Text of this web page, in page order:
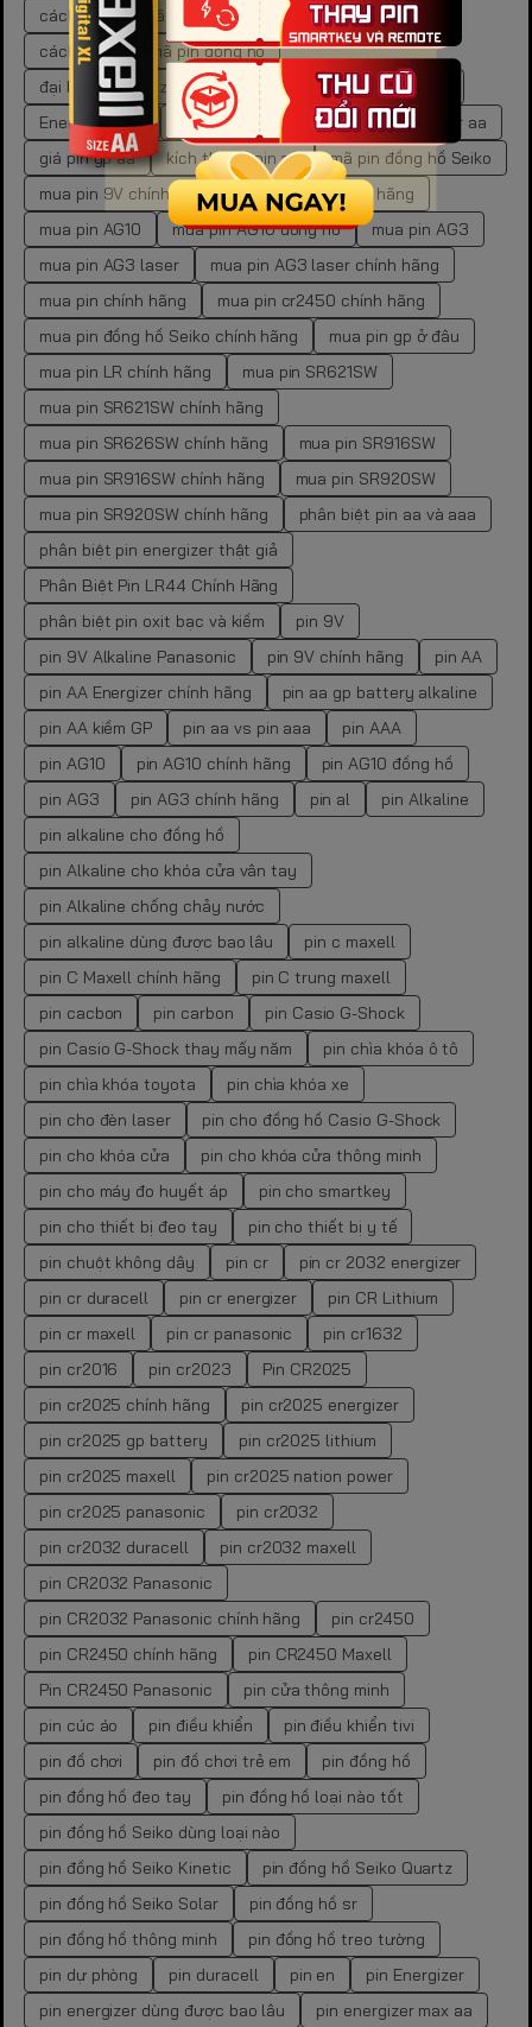
cách tra cứu mã pin đồng hồ tại nhà
cách xác định mã pin đồng hồ
đại lý pin energizer chính hãng
dung lượng pin aaa
Energizer Max
Energizer Max AA
giá pin energizer aa
giá pin gp aa
kích thước pin aa
mã pin đồng hồ Seiko
mua pin 9V chính hãng
mua pin aa chính hãng
mua pin AG10
mua pin AG10 đồng hồ
mua pin AG3
mua pin AG3 laser
mua pin AG3 laser chính hãng
mua pin chính hãng
mua pin cr2450 chính hãng
mua pin đồng hồ Seiko chính hãng
mua pin gp ở đâu
mua pin LR chính hãng
mua pin SR621SW
mua pin SR621SW chính hãng
mua pin SR626SW chính hãng
mua pin SR916SW
mua pin SR916SW chính hãng
mua pin SR920SW
mua pin SR920SW chính hãng
phân biệt pin aa và aaa
phân biệt pin energizer thật giả
Phân Biệt Pin LR44 Chính Hãng
phân biệt pin oxit bạc và kiềm
pin 9V
pin 9V Alkaline Panasonic
pin 9V chính hãng
pin AA
pin AA Energizer chính hãng
pin aa gp battery alkaline
pin AA kiềm GP
pin aa vs pin aaa
pin AAA
pin AG10
pin AG10 chính hãng
pin AG10 đồng hồ
pin AG3
pin AG3 chính hãng pin al
pin Alkaline
pin alkaline cho đồng hồ
pin Alkaline cho khóa cửa vân tay
pin Alkaline chống chảy nước
pin alkaline dùng được bao lâu
pin c maxell
pin C Maxell chính hãng
pin C trung maxell
pin cacbon
pin carbon
pin Casio G-Shock
pin Casio G-Shock thay mấy năm
pin chìa khóa ô tô
pin chìa khóa toyota
pin chìa khóa xe
pin cho đèn laser
pin cho đồng hồ Casio G-Shock
pin cho khóa cửa
pin cho khóa cửa thông minh
pin cho máy đo huyết áp
pin cho smartkey
pin cho thiết bị đeo tay
pin cho thiết bị y tế
pin chuột không dây
pin cr
pin cr 2032 energizer
pin cr duracell
pin cr energizer
pin CR Lithium
pin cr maxell
pin cr panasonic
pin cr1632
pin cr2016
pin cr2023
Pin CR2025
pin cr2025 chính hãng
pin cr2025 energizer
pin cr2025 gp battery
pin cr2025 lithium
pin cr2025 maxell
pin cr2025 nation power
pin cr2025 panasonic
pin cr2032
pin cr2032 duracell
pin cr2032 maxell
pin CR2032 Panasonic
pin CR2032 Panasonic chính hãng
pin cr2450
pin CR2450 chính hãng
pin CR2450 Maxell
Pin CR2450 Panasonic
pin cửa thông minh
pin cúc áo
pin điều khiển
pin điều khiển tivi
pin đồ chơi
pin đồ chơi trẻ em
pin đồng hồ
pin đồng hồ đeo tay
pin đồng hồ loại nào tốt
pin đồng hồ Seiko dùng loại nào
pin đồng hồ Seiko Kinetic
pin đồng hồ Seiko Quartz
pin đồng hồ Seiko Solar
pin đồng hồ sr
pin đồng hồ thông minh
pin đồng hồ treo tường
pin dự phòng
pin duracell pin en
pin Energizer
pin energizer dùng được bao lâu
pin energizer max aa